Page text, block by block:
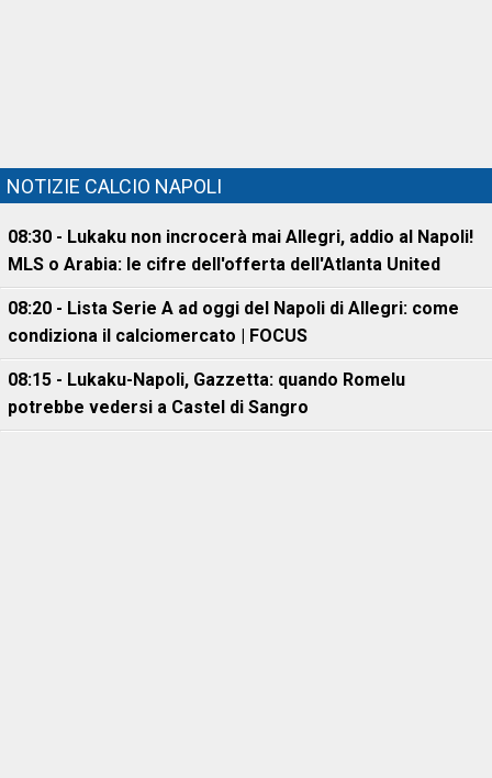
NOTIZIE CALCIO NAPOLI
08:30 - Lukaku non incrocerà mai Allegri, addio al Napoli!
MLS o Arabia: le cifre dell'offerta dell'Atlanta United
08:20 - Lista Serie A ad oggi del Napoli di Allegri: come
condiziona il calciomercato | FOCUS
08:15 - Lukaku-Napoli, Gazzetta: quando Romelu
potrebbe vedersi a Castel di Sangro